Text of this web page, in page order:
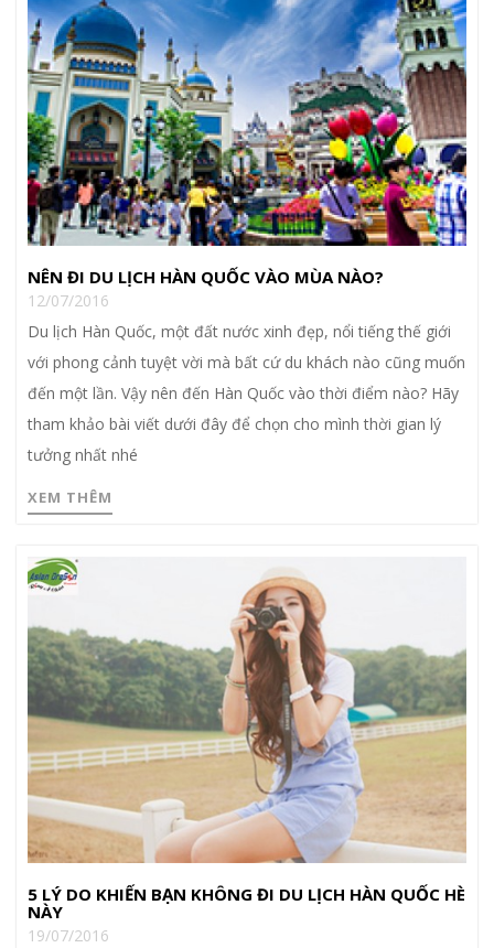
NÊN ĐI DU LỊCH HÀN QUỐC VÀO MÙA NÀO?
12/07/2016
Du lịch Hàn Quốc, một đất nước xinh đẹp, nổi tiếng thế giới
với phong cảnh tuyệt vời mà bất cứ du khách nào cũng muốn
đến một lần. Vậy nên đến Hàn Quốc vào thời điểm nào? Hãy
tham khảo bài viết dưới đây để chọn cho mình thời gian lý
tưởng nhất nhé
XEM THÊM
5 LÝ DO KHIẾN BẠN KHÔNG ĐI DU LỊCH HÀN QUỐC HÈ
NÀY
19/07/2016